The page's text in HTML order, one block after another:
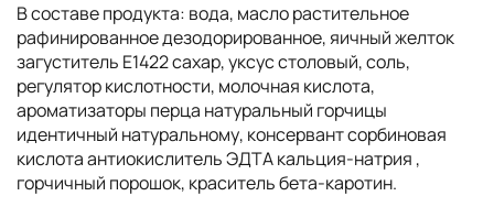
В составе продукта: вода, масло растительное
рафинированное дезодорированное, яичный желток
загуститель Е1422 сахар, уксус столовый, соль,
регулятор кислотности, молочная кислота,
ароматизаторы перца натуральный горчицы
идентичный натуральному, консервант сорбиновая
кислота антиокислитель ЭДТА кальция-натрия ,
горчичный порошок, краситель бета-каротин.